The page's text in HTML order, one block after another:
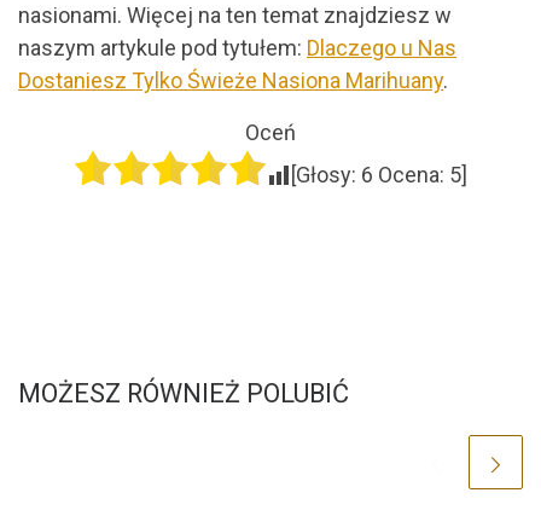
nasionami. Więcej na ten temat znajdziesz w
naszym artykule pod tytułem: Dlaczego u Nas
Dostaniesz Tylko Świeże Nasiona Marihuany.
Oceń
[Głosy: 6 Ocena: 5]
MOŻESZ RÓWNIEŻ POLUBIĆ